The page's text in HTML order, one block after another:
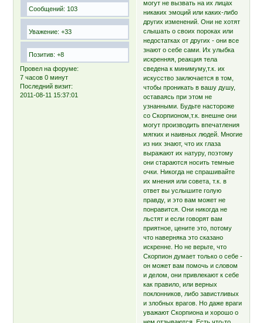
Сообщений: 103
Уважение: +33
Позитив: +8
Провел на форуме:
7 часов 0 минут
Последний визит:
2011-08-11 15:37:01
могут не вызвать на их лицах
никаких эмоций или каких-либо
других изменений. Они не хотят
слышать о своих пороках или
недостатках от других - они все
знают о себе сами. Их улыбка
искренняя, реакция тела
сведена к минимуму,т.к. их
искусство заключается в том,
чтобы проникать в вашу душу,
оставаясь при этом не
узнанными. Будьте настороже
со Скорпионом,т.к. внешне они
могут производить впечатления
мягких и наивных людей. Многие
из них знают, что их глаза
выражают их натуру, поэтому
они стараются носить темные
очки. Никогда не спрашивайте
их мнения или совета, т.к. в
ответ вы услышите голую
правду, и это вам может не
понравится. Они никогда не
льстят и если говорят вам
приятное, цените это, потому
что наверняка это сказано
искренне. Но не верьте, что
Скорпион думает только о себе -
он может вам помочь и словом
и делом, они привлекают к себе
как правило, или верных
поклонников, либо завистливых
и злобных врагов. Но даже враги
уважают Скорпиона и хорошо о